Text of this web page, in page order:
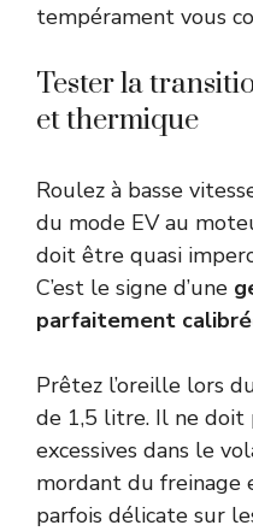
tempérament vous
Tester la
et thermique
Roulez à basse
du mode EV au
doit être quasi
C’est le signe d’une
parfaitement
Prêtez l’oreille lors
de 1,5 litre. Il ne doit
excessives dans le
mordant du freinage
parfois délicate sur